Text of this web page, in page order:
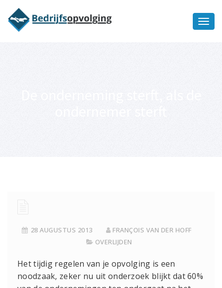
28 AUGUSTUS 2013
FRANÇOIS VAN DER HOFF
OVERLIJDEN
Het tijdig regelen van je opvolging is een
noodzaak, zeker nu uit onderzoek blijkt dat 60%
bedrijfsopvolging voor fiscaal
juridisch advies
Ik wil meer informatie